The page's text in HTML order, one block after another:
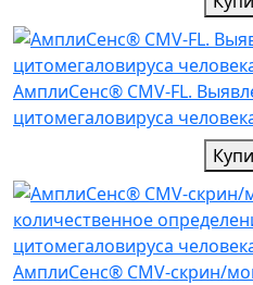
АмплиСенс® CMV-FL.
цитомегаловируса
АмплиСенс® CMV-скрин/